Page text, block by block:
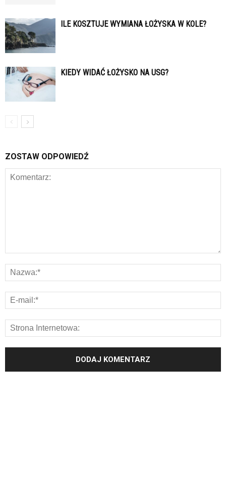
ILE KOSZTUJE WYMIANA ŁOŻYSKA W KOLE?
KIEDY WIDAĆ ŁOŻYSKO NA USG?
ZOSTAW ODPOWIEDŹ